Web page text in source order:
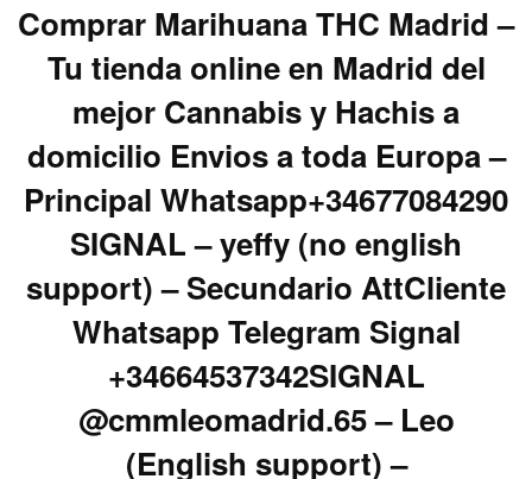
Comprar Marihuana THC Madrid –
Tu tienda online en Madrid del
mejor Cannabis y Hachis a
domicilio Envios a toda Europa –
Principal Whatsapp+34677084290
SIGNAL – yeffy (no english
support) – Secundario AttCliente
Whatsapp Telegram Signal
+34664537342SIGNAL
@cmmleomadrid.65 – Leo
(English support) –